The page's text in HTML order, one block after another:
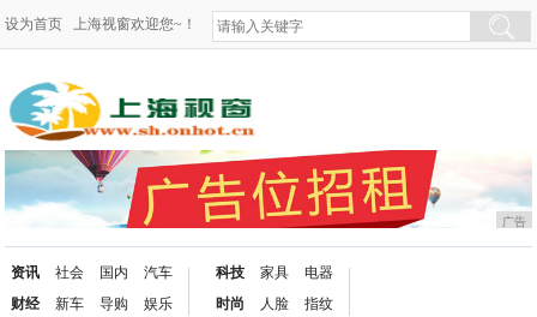
设为首页 上海视窗欢迎您~！
广告
资讯
财经
社会
新车
国内
导购
汽车
娱乐
科技
时尚
家具
人脸
电器
指纹